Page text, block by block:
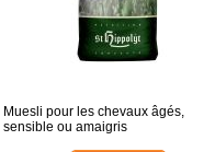
Muesli pour les chevaux âgés,
sensible ou amaigris